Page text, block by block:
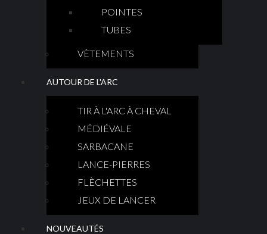
POINTES
TUBES
VÈTEMENTS
AUTOUR DE L'ARC
TIR À L'ARC À CHEVAL
MÉDIÉVALE
SARBACANE
LANCE-PIERRES
FLÈCHETTES
JEUX DE LANCER
NOUVEAUTÉS